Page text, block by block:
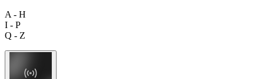
A - H
I - P
Q - Z